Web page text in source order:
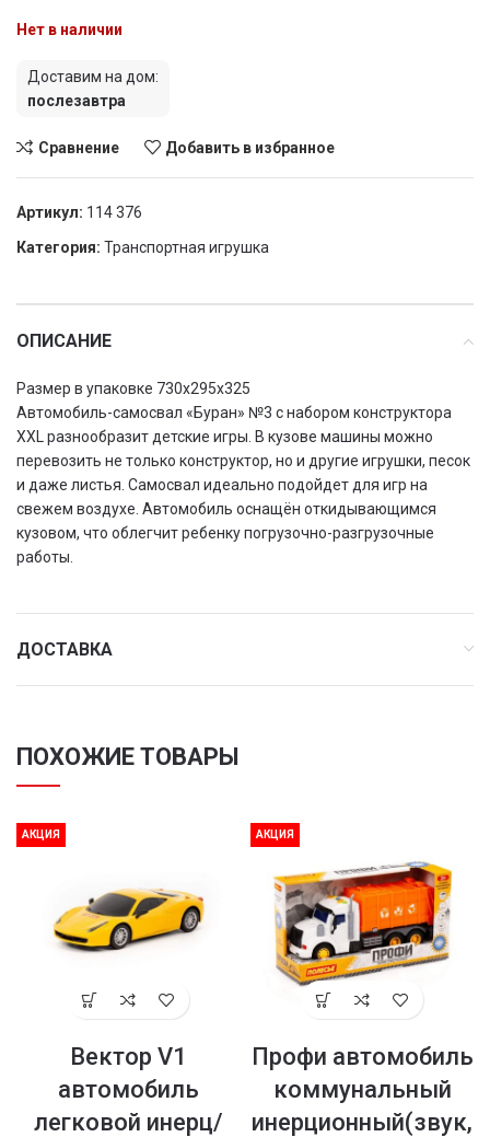
Нет в наличии
Доставим на дом:
послезавтра
Сравнение Добавить в избранное
Артикул: 114 376
Категория: Транспортная игрушка
ОПИСАНИЕ
Размер в упаковке 730х295х325
Автомобиль-самосвал «Буран» №3 с набором конструктора
XXL разнообразит детские игры. В кузове машины можно
перевозить не только конструктор, но и другие игрушки, песок
и даже листья. Самосвал идеально подойдет для игр на
свежем воздухе. Автомобиль оснащён откидывающимся
кузовом, что облегчит ребенку погрузочно-разгрузочные
работы.
ДОСТАВКА
ПОХОЖИЕ ТОВАРЫ
АКЦИЯ
Вектор V1
автомобиль
легковой инерц/
АКЦИЯ
Профи автомобиль
коммунальный
инерционный(звук,